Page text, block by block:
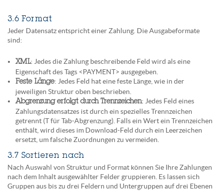
3.6 Format
Jeder Datensatz entspricht einer Zahlung. Die Ausgabeformate
sind:
XML: Jedes die Zahlung beschreibende Feld wird als eine
Eigenschaft des Tags <PAYMENT> ausgegeben.
Feste Länge: Jedes Feld hat eine feste Länge, wie in der
jeweiligen Struktur oben beschrieben.
Abgrenzung erfolgt durch Trennzeichen: Jedes Feld eines
Zahlungsdatensatzes ist durch ein spezielles Trennzeichen
getrennt (T für Tab-Abgrenzung). Falls ein Wert ein Trennzeichen
enthält, wird dieses im Download-Feld durch ein Leerzeichen
ersetzt, um falsche Zuordnungen zu vermeiden.
3.7 Sortieren nach
Nach Auswahl von Struktur und Format können Sie Ihre Zahlungen
nach dem Inhalt ausgewählter Felder gruppieren. Es lassen sich
Gruppen aus bis zu drei Feldern und Untergruppen auf drei Ebenen